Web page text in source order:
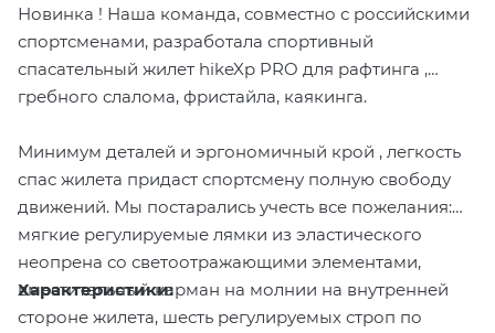
Новинка ! Наша команда, совместно с российскими
спортсменами, разработала спортивный
спасательный жилет hikeXp PRO для рафтинга ,
гребного слалома, фристайла, каякинга.
Минимум деталей и эргономичный крой , легкость
спас жилета придаст спортсмену полную свободу
движений. Мы постарались учесть все пожелания:
мягкие регулируемые лямки из эластического
неопрена со светоотражающими элементами,
вместительный карман на молнии на внутренней
стороне жилета, шесть регулируемых строп по
Характеристики: